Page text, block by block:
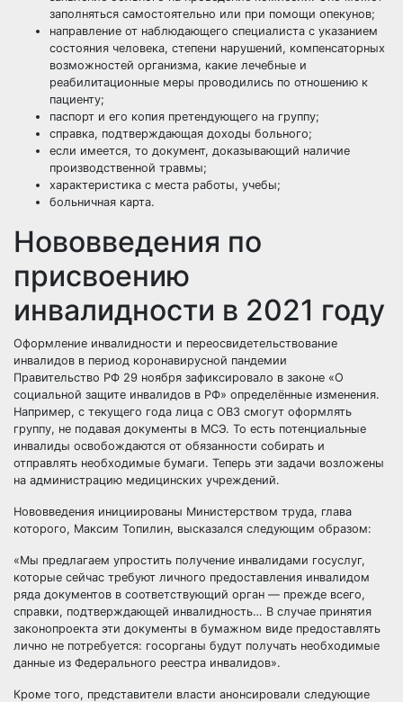
заполняться самостоятельно или при помощи опекунов;
направление от наблюдающего специалиста с указанием
состояния человека, степени нарушений, компенсаторных
возможностей организма, какие лечебные и
реабилитационные меры проводились по отношению к
пациенту;
паспорт и его копия претендующего на группу;
справка, подтверждающая доходы больного;
если имеется, то документ, доказывающий наличие
производственной травмы;
характеристика с места работы, учебы;
больничная карта.
Нововведения по
присвоению
инвалидности в 2021 году
Оформление инвалидности и переосвидетельствование
инвалидов в период коронавирусной пандемии
Правительство РФ 29 ноября зафиксировало в законе «О
социальной защите инвалидов в РФ» определённые изменения.
Например, с текущего года лица с ОВЗ смогут оформлять
группу, не подавая документы в МСЭ. То есть потенциальные
инвалиды освобождаются от обязанности собирать и
отправлять необходимые бумаги. Теперь эти задачи возложены
на администрацию медицинских учреждений.
Нововведения инициированы Министерством труда, глава
которого, Максим Топилин, высказался следующим образом:
«Мы предлагаем упростить получение инвалидами госуслуг,
которые сейчас требуют личного предоставления инвалидом
ряда документов в соответствующий орган — прежде всего,
справки, подтверждающей инвалидность… В случае принятия
законопроекта эти документы в бумажном виде предоставлять
лично не потребуется: госорганы будут получать необходимые
данные из Федерального реестра инвалидов».
Кроме того, представители власти анонсировали следующие